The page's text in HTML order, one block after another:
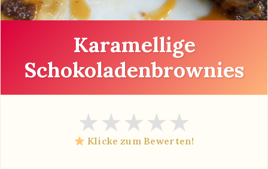
Karamellige
Schokoladenbrownies
★★★★★
Klicke zum Bewerten!